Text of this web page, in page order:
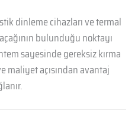
dinleme cihazları ve termal
bulunduğu noktayı
sayesinde gereksiz kırma
maliyet açısından avantaj